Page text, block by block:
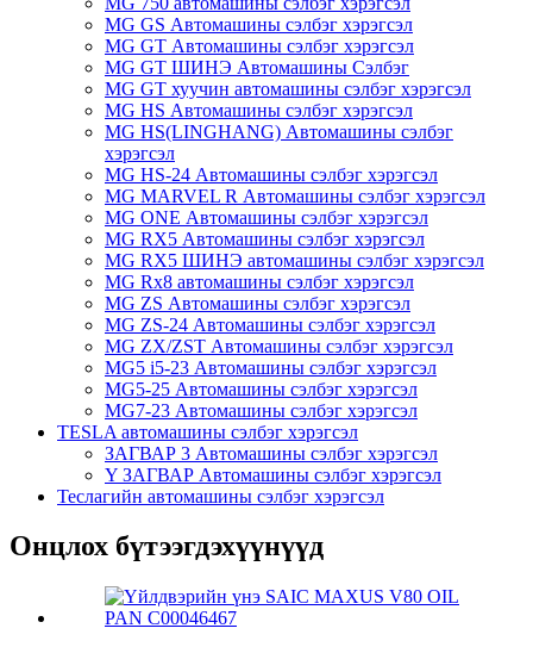
MG GS Автомашины сэлбэг хэрэгсэл
MG GT Автомашины сэлбэг хэрэгсэл
MG GT ШИНЭ Автомашины Сэлбэг
MG GT хуучин автомашины сэлбэг хэрэгсэл
MG HS Автомашины сэлбэг хэрэгсэл
MG HS(LINGHANG) Автомашины сэлбэг
хэрэгсэл
MG HS-24 Автомашины сэлбэг хэрэгсэл
MG MARVEL R Автомашины сэлбэг хэрэгсэл
MG ONE Автомашины сэлбэг хэрэгсэл
MG RX5 Автомашины сэлбэг хэрэгсэл
MG RX5 ШИНЭ автомашины сэлбэг хэрэгсэл
MG Rx8 автомашины сэлбэг хэрэгсэл
MG ZS Автомашины сэлбэг хэрэгсэл
MG ZS-24 Автомашины сэлбэг хэрэгсэл
MG ZX/ZST Автомашины сэлбэг хэрэгсэл
MG5 i5-23 Автомашины сэлбэг хэрэгсэл
MG5-25 Автомашины сэлбэг хэрэгсэл
MG7-23 Автомашины сэлбэг хэрэгсэл
TESLA автомашины сэлбэг хэрэгсэл
ЗАГВАР 3 Автомашины сэлбэг хэрэгсэл
Y ЗАГВАР Автомашины сэлбэг хэрэгсэл
Теслагийн автомашины сэлбэг хэрэгсэл
Онцлох бүтээгдэхүүнүүд